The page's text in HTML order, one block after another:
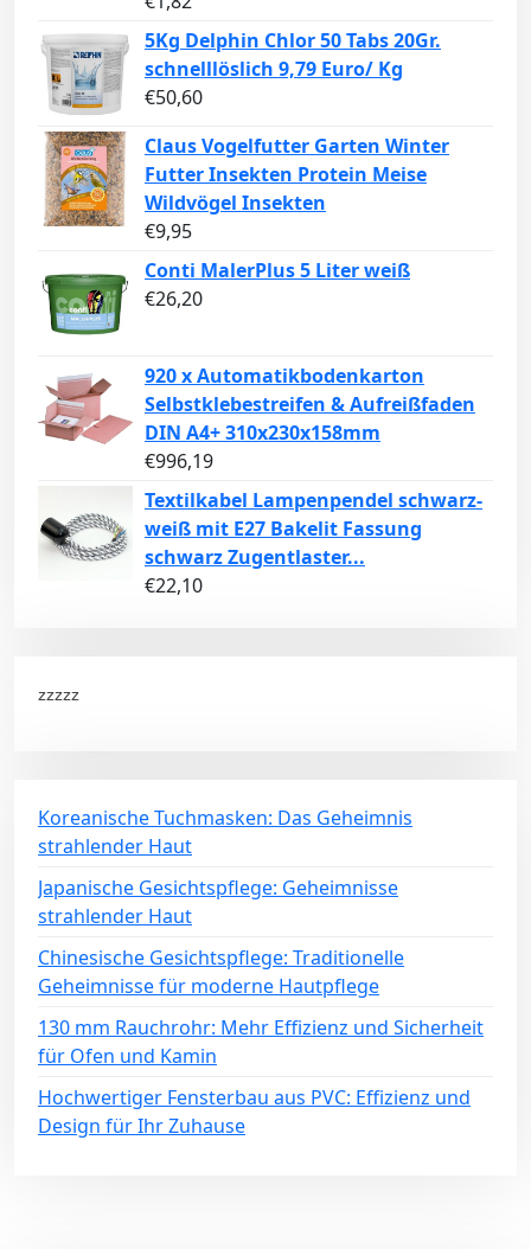
5Kg Delphin Chlor 50 Tabs 20Gr.
schnelllöslich 9,79 Euro/ Kg
€50,60
Claus Vogelfutter Garten Winter
Futter Insekten Protein Meise
Wildvögel Insekten
€9,95
Conti MalerPlus 5 Liter weiß
€26,20
920 x Automatikbodenkarton
Selbstklebestreifen & Aufreißfaden
DIN A4+ 310x230x158mm
€996,19
Textilkabel Lampenpendel schwarz-
weiß mit E27 Bakelit Fassung
schwarz Zugentlaster...
€22,10
zzzzz
Koreanische Tuchmasken: Das Geheimnis
strahlender Haut
Japanische Gesichtspflege: Geheimnisse
strahlender Haut
Chinesische Gesichtspflege: Traditionelle
Geheimnisse für moderne Hautpflege
130 mm Rauchrohr: Mehr Effizienz und Sicherheit
für Ofen und Kamin
Hochwertiger Fensterbau aus PVC: Effizienz und
Design für Ihr Zuhause